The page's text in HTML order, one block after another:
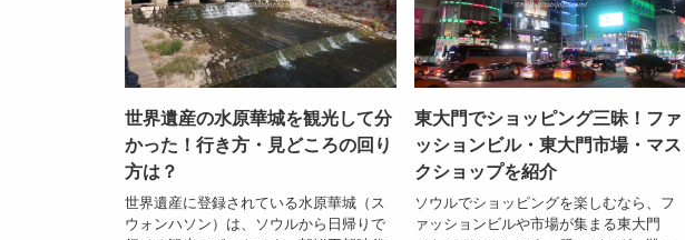
世界遺産の水原華城を観光して分
かった！行き方・見どころの回り
方は？
世界遺産に登録されている水原華城（ス
ウォンハソン）は、ソウルから日帰りで
東大門でショッピング三昧！ファ
ッションビル・東大門市場・マス
クショップを紹介
ソウルでショッピングを楽しむなら、フ
ァッションビルや市場が集まる東大門